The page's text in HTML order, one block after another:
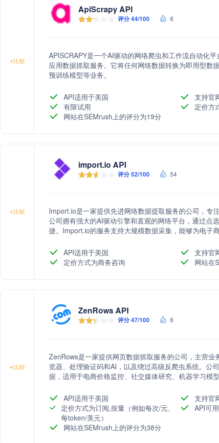
+比较
ApiScrapy API
评分 44/100 6
APISCRAPY是一个AI驱动的网络爬虫和工作流自动化
应用数据抓取服务。它将任何网络数据转换为即用型数
预训练模型等业务。
API适用于美国
支持官
有限试用
定价方
网站在SEMrush上的评分为19分
+比较
import.io API
评分 52/100 54
Import.io是一家提供先进网络数据提取服务的公司，专
公司拥有强大的AI驱动引擎和直观的网络平台，通过点
捷。Import.io的服务支持大规模数据采集，能够为电子
API适用于美国
支持官
定价方式为商务咨询
网站在
+比较
ZenRows API
评分 47/100 6
ZenRows是一家提供网页数据抓取服务的公司，主营
览器、处理验证码和AI，以及绕过高级反爬虫系统。公
据，适用于电商价格监控、社交媒体研究、机器学习模
API适用于美国
支持官
定价方式为订阅,按量（例如每次/元、
每token/美元）
API可
网站在SEMrush上的评分为38分